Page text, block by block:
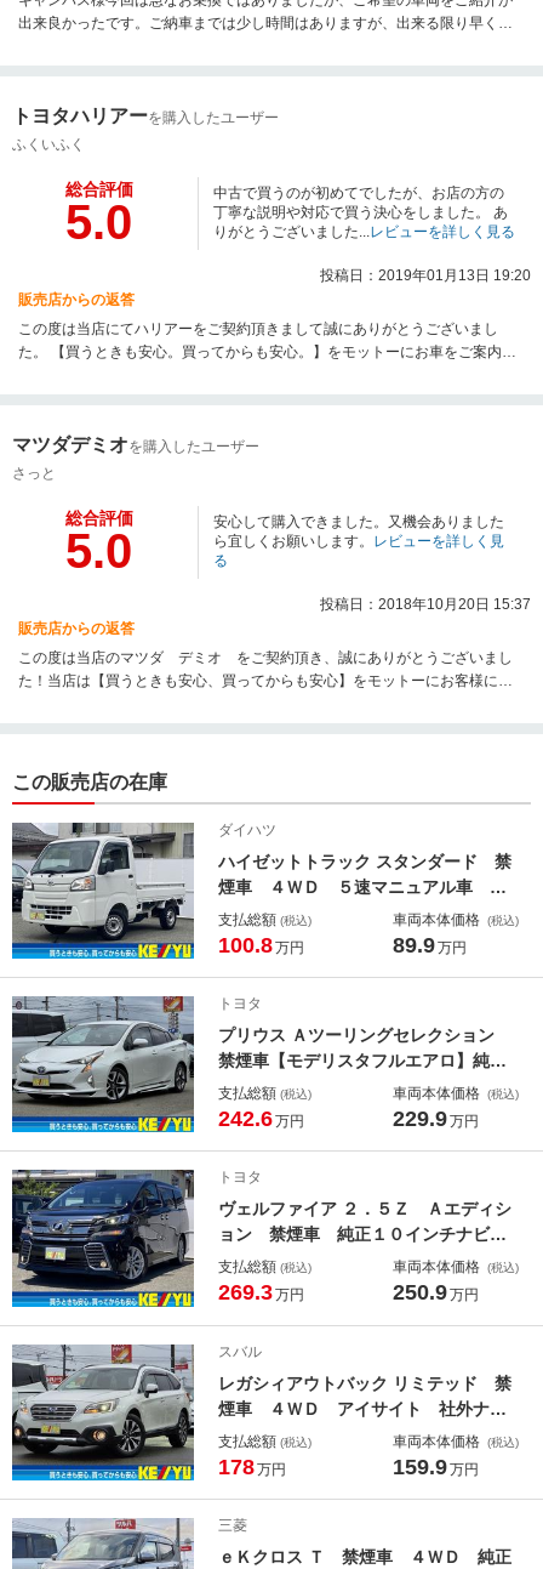
出来良かったです。ご納車までは少し時間はありますが、出来る限り早く納
トヨタハリアーを購入したユーザー
ふくいふく
総合評価
5.0
中古で買うのが初めてでしたが、お店の方の
丁寧な説明や対応で買う決心をしました。 あ
りがとうございました... レビューを詳しく見る
投稿日：2019年01月13日 19:20
販売店からの返答
この度は当店にてハリアーをご契約頂きまして誠にありがとうございまし
た。 【買うときも安心。買ってからも安心。】をモットーにお車をご案内さ
い。今後のカーライフを当店スタッフ一同全力でサポートさせて頂きますの
マツダデミオを購入したユーザー
さっと
総合評価
5.0
安心して購入できました。又機会ありました
ら宜しくお願いします。 レビューを詳しく見
る
投稿日：2018年10月20日 15:37
販売店からの返答
この度は当店のマツダ デミオ をご契約頂き、誠にありがとうございまし
た！当店は【買うときも安心、買ってからも安心】をモットーにお客様に満
タリのお車をご紹介出来て大変うれしく思ってます！『中古車は安心とタイ
ターサービスやロードサービスなどが特典の【ケーユーメンバーズカード】
もあります♪今後も末永いお付き合いを、宜しくお願いします。
この販売店の在庫
ダイハツ
ハイゼットトラック スタンダード 禁
煙車 ４ＷＤ ５速マニュアル車 ス
ペアキー オーディオ エアバッグ
ヘッドライトレベライザー
支払総額 (税込)
100.8万円
車両本体価格 (税込)
89.9万円
トヨタ
プリウス Ａツーリングセレクション
禁煙車【モデリスタフルエアロ】純正
９インチナビ フルセグＴＶ Ｂｌｕ
ｅｔｏｏｔｈ バックカメラ ブライ
ポート ドライブレコーダー
支払総額 (税込)
242.6万円
車両本体価格 (税込)
229.9万円
トヨタ
ヴェルファイア ２．５Ｚ Ａエディシ
ョン 禁煙車 純正１０インチナビ＆
フリップダウンモニター フルセグＴ
Ｖ ＣＤ＆ＤＶＤ Ｂｌｕｅｔｏｏｔ
軽減サポート クルーズコントロール
支払総額 (税込)
269.3万円
車両本体価格 (税込)
250.9万円
スバル
レガシィアウトバック リミテッド 禁
煙車 ４ＷＤ アイサイト 社外ナ
ビ フルセグＴＶ Ｂｌｕｅｔｏｏｔ
ｈ バックカメラ 電動リアゲート
インドスポットモニター ＥＴＣ
支払総額 (税込)
178万円
車両本体価格 (税込)
159.9万円
三菱
ｅＫクロス Ｔ 禁煙車 ４ＷＤ 純正